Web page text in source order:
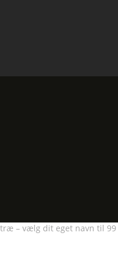
– vælg dit eget navn til 99